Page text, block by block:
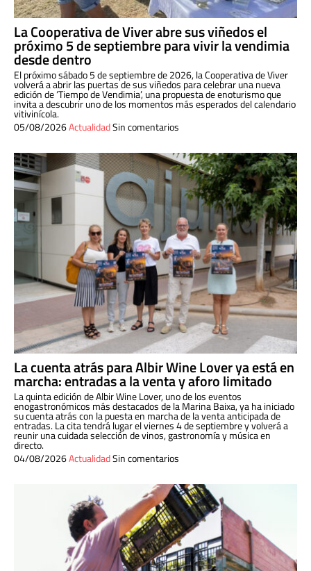
La Cooperativa de Viver abre sus viñedos el
próximo 5 de septiembre para vivir la vendimia
desde dentro
El próximo sábado 5 de septiembre de 2026, la Cooperativa de Viver
volverá a abrir las puertas de sus viñedos para celebrar una nueva
edición de ‘Tiempo de Vendimia’, una propuesta de enoturismo que
invita a descubrir uno de los momentos más esperados del calendario
vitivinícola.
05/08/2026ActualidadSin comentarios
La cuenta atrás para Albir Wine Lover ya está en
marcha: entradas a la venta y aforo limitado
La quinta edición de Albir Wine Lover, uno de los eventos
enogastronómicos más destacados de la Marina Baixa, ya ha iniciado
su cuenta atrás con la puesta en marcha de la venta anticipada de
entradas. La cita tendrá lugar el viernes 4 de septiembre y volverá a
reunir una cuidada selección de vinos, gastronomía y música en
directo.
04/08/2026ActualidadSin comentarios